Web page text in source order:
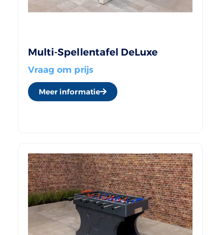
Multi-Spellentafel DeLuxe
Vraag om prijs
Meer informatie